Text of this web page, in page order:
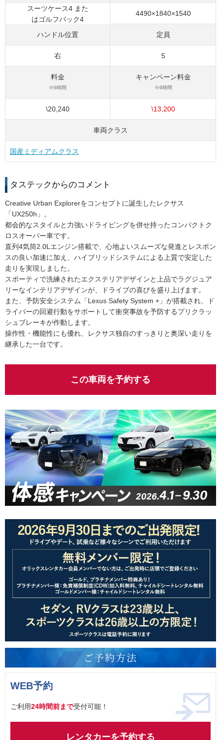
スーツケース4 また
はゴルフバック4
4490×1840×1540
ハンドル位置
右
定員
5
料金
※6時間
\20,240
キャンペーン料金
※6時間
\13,200
車両クラス
国産ミディアムクラス
タステックからのコメント
Creative Urban Explorerをコンセプトに誕生したレクサス
「UX250h」。
都会的なスタイルと力強いドライビングを併せ持ったコンパクトク
ロスオーバー車です。
直列4気筒2.0Lエンジン搭載で、心地よいスムーズな発進とレスポン
スの良い加速に加え、ハイブリッドシステムによる上質で安定した
走りを実現しました。
スポーティで洗練されたエクステリアデザインと上品でラグジュア
リーなインテリアデザインが、ドライブの喜びを盛り上げます。
また、予防安全システム「Lexus Safety System +」が搭載され、ド
ライバーの回避行動をサポートして衝突事故を予防するプリクラッ
シュブレーキが作動します。
操作性・機能性にも優れ、レクサス独自のすっきりと奥深い走りを
継承した一台です。
この車両を予約する
WEB予約
ご利用24時間前まで受付可能！
レンタカーを予約する